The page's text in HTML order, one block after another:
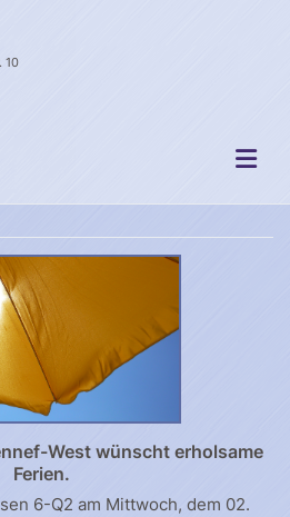
10
West wünscht erholsame
Ferien.
6-Q2 am Mittwoch, dem 02.